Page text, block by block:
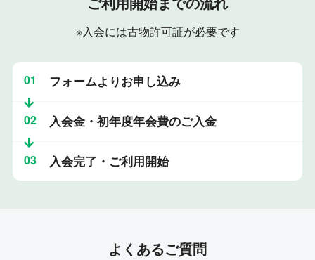
※入会には古物許可証が必要です
01 フォームよりお申し込み
02 入会金・初年度年会費のご入金
03 入会完了・ご利用開始
よくあるご質問